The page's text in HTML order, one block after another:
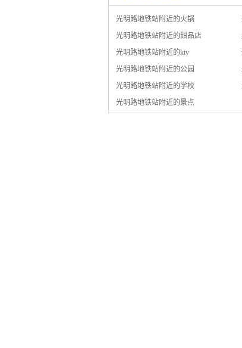
光明路地铁站附近的火锅
光明路地铁站附近的甜品店
光明路地铁站附近的ktv
光明路地铁站附近的公园
光明路地铁站附近的学校
光明路地铁站附近的景点